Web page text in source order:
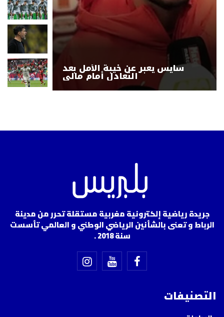
سايس يعبر عن خيبة الأمل بعد
التعادل أمام مالي
جريدة رياضية إلكترونية مغربية مستقلة تحرر من مدينة
الرباط و تعنى بالشأنين الرياضي الوطني و العالمي تأسست
سنة 2018 .
التصنيفات